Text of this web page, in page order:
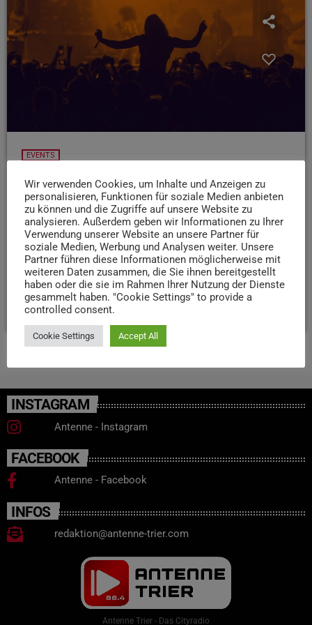
EVENTS
24.09.25: Encore! In der Rockhal Luxemburg
Ihr habt Bock auf Pop, Rock, Jazz oder Funk?
Dann ist das ENCORE! in Luxemburgs Rockhal definitiv
was für euch: Dort werden nämlich ab 19 Uhr über 30
regionale Künstler aus unterschiedlichen Generationen
auftreten. Und das Beste ist: Der Eintritt ist frei! Nähere
Infos findet ihr bei der Rockhal.
today 24. SEPTEMBER 2025
INSTAGRAM
Antenne - Instagram
FACEBOOK
Antenne - Facebook
INFOS
redaktion@antenne-trier.com
Antenne Trier - Das Cityradio
Wir verwenden Cookies, um Inhalte und Anzeigen zu
personalisieren, Funktionen für soziale Medien anbieten
zu können und die Zugriffe auf unsere Website zu
analysieren. Außerdem geben wir Informationen zu Ihrer
Verwendung unserer Website an unsere Partner für
soziale Medien, Werbung und Analysen weiter. Unsere
Partner führen diese Informationen möglicherweise mit
weiteren Daten zusammen, die Sie ihnen bereitgestellt
haben oder die sie im Rahmen Ihrer Nutzung der Dienste
gesammelt haben. "Cookie Settings" to provide a
controlled consent.
Cookie Settings Accept All